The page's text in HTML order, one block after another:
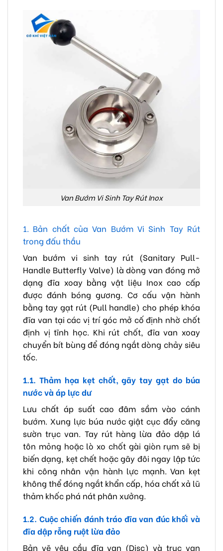
Van Bướm Vi Sinh Tay Rút Inox
1. Bản chất của Van Bướm Vi Sinh Tay Rút
trong đấu thầu
Van bướm vi sinh tay rút (Sanitary Pull-
Handle Butterfly Valve) là dòng van đóng mở
dạng đĩa xoay bằng vật liệu Inox cao cấp
được đánh bóng gương. Cơ cấu vận hành
bằng tay gạt rút (Pull handle) cho phép khóa
đĩa van tại các vị trí góc mở cố định nhờ chốt
định vị tĩnh học. Khi rút chốt, đĩa van xoay
chuyển bít bùng để đóng ngắt dòng chảy siêu
tốc.
1.1. Thảm họa kẹt chốt, gãy tay gạt do búa
nước và áp lực dư
Lưu chất áp suất cao đâm sầm vào cánh
bướm. Xung lực búa nước giật cục đẩy căng
sườn trục van. Tay rút hàng lừa đảo dập lá
tôn mỏng hoặc lò xo chốt gài giòn rụm sẽ bị
biến dạng, kẹt chết hoặc gãy đôi ngay lập tức
khi công nhân vận hành lực mạnh. Van kẹt
không thể đóng ngắt khẩn cấp, hóa chất xả lũ
thảm khốc phá nát phân xưởng.
1.2. Cuộc chiến đánh tráo đĩa van đúc khối và
đĩa dập rỗng ruột lừa đảo
Bản vẽ yêu cầu đĩa van (Disc) và trục van